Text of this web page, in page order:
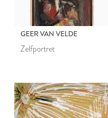
GEER VAN VELDE
Zelfportret